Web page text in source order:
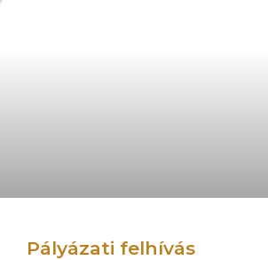
Pályázati felhívás